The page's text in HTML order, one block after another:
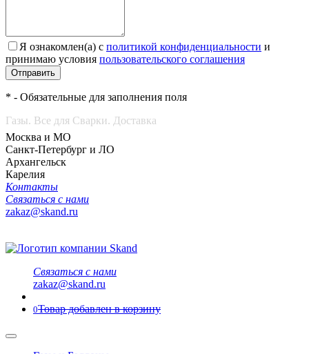
Я ознакомлен(а) с политикой конфиденциальности и
принимаю условия пользовательского соглашения
Отправить
* - Обязательные для заполнения поля
Газы. Все для Сварки. Доставка
Москва и МО
Санкт-Петербург и ЛО
Архангельск
Карелия
Контакты
Связаться с нами
zakaz@skand.ru
Связаться с нами
zakaz@skand.ru
0Товар добавлен в корзину